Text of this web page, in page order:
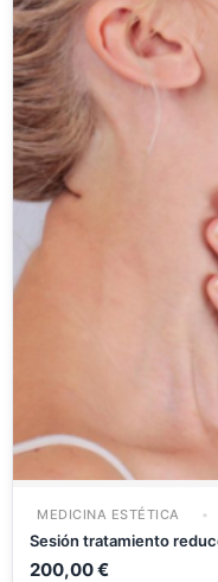
MEDICINA ESTÉTICA
Sesión tratamiento
200,00€